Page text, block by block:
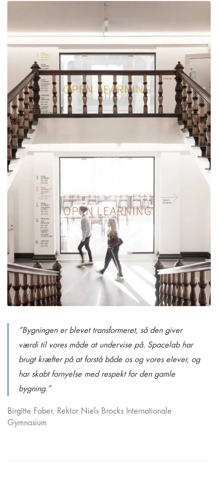
“Bygningen er blevet transformeret, så den giver
værdi til vores måde at undervise på. Spacelab har
brugt kræfter på at forstå både os og vores elever, og
har skabt fornyelse med respekt for den gamle
bygning.”
Birgitte Faber, Rektor Niels Brocks Internationale
Gymnasium